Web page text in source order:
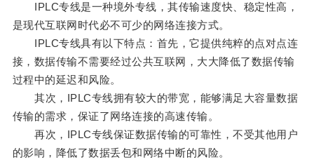
IPLC专线是一种境外专线，其传输速度快、稳定性高，
是现代互联网时代必不可少的网络连接方式。
IPLC专线具有以下特点：首先，它提供纯粹的点对点连
接，数据传输不需要经过公共互联网，大大降低了数据传输
过程中的延迟和风险。
其次，IPLC专线拥有较大的带宽，能够满足大容量数据
传输的需求，保证了网络连接的高速传输。
再次，IPLC专线保证数据传输的可靠性，不受其他用户
的影响，降低了数据丢包和网络中断的风险。